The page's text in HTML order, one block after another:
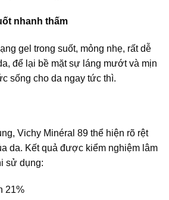
nhanh thấm
gel trong suốt, mỏng nhẹ, rất dễ
để lại bề mặt sự láng mướt và mịn
sống cho da ngay tức thì.
Vichy Minéral 89 thể hiện rõ rệt
da. Kết quả được kiểm nghiệm lâm
sử dụng:
21%